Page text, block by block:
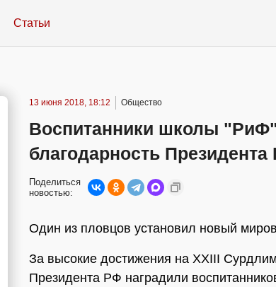
Статьи
13 июня 2018, 18:12 Общество
Воспитанники школы
благодарность
Поделиться
новостью:
Один из пловцов установил новый
За высокие достижения на XXIII
Президента РФ наградили